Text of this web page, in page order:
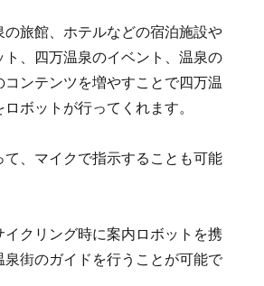
の旅館、ホテルなどの宿泊施設や
ト、四万温泉のイベント、温泉の
コンテンツを増やすことで四万温
ボットが行ってくれます。
て、マイクで指示することも可能
イクリング時に案内ロボットを携
泉街のガイドを行うことが可能で